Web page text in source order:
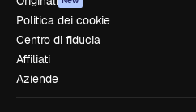
Politica dei cookie
Centro di fiducia
Affiliati
Aziende